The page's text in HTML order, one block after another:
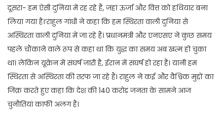
दूसरा- हम ऐसी दुनिया में रह रहे हैं, जहां ऊर्जा और वित्त को हथियार बना
लिया गया है।’राहुल गांधी ने कहा कि हम स्थिरता वाली दुनिया से
अस्थिरता वाली दुनिया में जा रहे हैं। प्रधानमंत्री और एनएसए ने कुछ समय
पहले चौंकाने वाले रूप से कहा था कि युद्ध का समय अब खत्म हो चुका
था। लेकिन यूक्रेन में संघर्ष जारी है, ईरान में संघर्ष हो रहा है। यानी हम
स्थिरता से अस्थिरता की तरफ जा रहे हैं। राहुल ने कई और वैश्विक मुद्दों का
जिक्र करते हुए कहा कि देश की 140 करोड़ जनता के सामने आज
चुनौतियां काफी अलग हैं।